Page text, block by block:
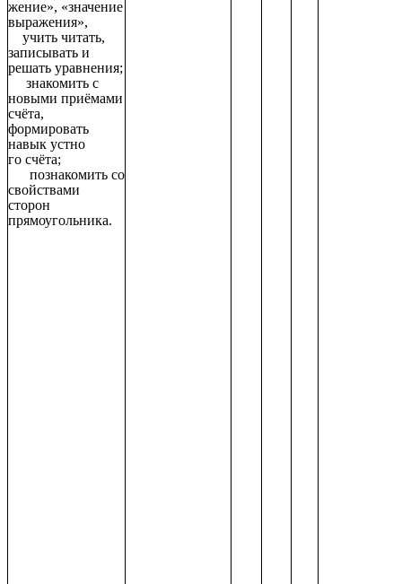
жение», «значение
выражения»,
учить читать,
записывать и
решать уравнения;
знакомить с
новыми приёмами
счёта,
формировать
навык устно
го счёта;
познакомить со
свойствами
сторон
прямоугольника.